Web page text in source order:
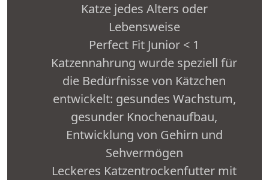
Katze jedes Alters oder
Lebensweise
Perfect Fit Junior < 1
Katzennahrung wurde speziell für
die Bedürfnisse von Kätzchen
entwickelt: gesundes Wachstum,
gesunder Knochenaufbau,
Entwicklung von Gehirn und
Sehvermögen
Leckeres Katzentrockenfutter mit